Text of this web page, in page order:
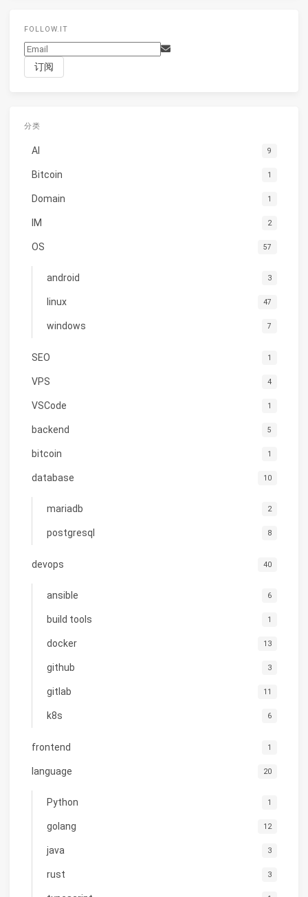
FOLLOW.IT
分类
AI 9
Bitcoin 1
Domain 1
IM 2
OS 57
android 3
linux 47
windows 7
SEO 1
VPS 4
VSCode 1
backend 5
bitcoin 1
database 10
mariadb 2
postgresql 8
devops 40
ansible 6
build tools 1
docker 13
github 3
gitlab 11
k8s 6
frontend 1
language 20
Python 1
golang 12
java 3
rust 3